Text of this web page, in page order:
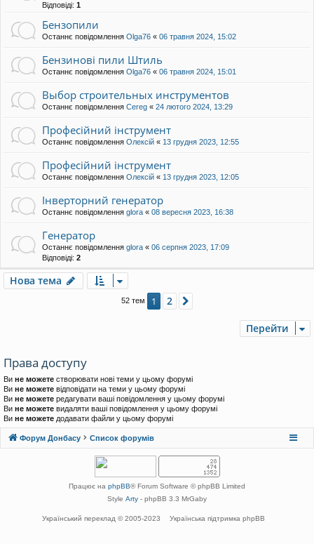
Відповіді: 1
Бензопили
Останнє повідомлення Olga76 « 06 травня 2024, 15:02
Бензинові пили Штиль
Останнє повідомлення Olga76 « 06 травня 2024, 15:01
Выбор строительных инструментов
Останнє повідомлення Cereg « 24 лютого 2024, 13:29
Професійний інструмент
Останнє повідомлення Олексій « 13 грудня 2023, 12:55
Професійний інструмент
Останнє повідомлення Олексій « 13 грудня 2023, 12:05
Інверторний генератор
Останнє повідомлення glora « 08 вересня 2023, 16:38
Генератор
Останнє повідомлення glora « 06 серпня 2023, 17:09
Відповіді: 2
Нова тема
52 тем 1 2
Перейти
Права доступу
Ви не можете створювати нові теми у цьому форумі
Ви не можете відповідати на теми у цьому форумі
Ви не можете редагувати ваші повідомлення у цьому форумі
Ви не можете видаляти ваші повідомлення у цьому форумі
Ви не можете додавати файли у цьому форумі
Форум Донбасу Список форумів
Працює на phpBB® Forum Software © phpBB Limited
Style Arty - phpBB 3.3 MrGaby
Український переклад © 2005-2023 Українська підтримка phpBB